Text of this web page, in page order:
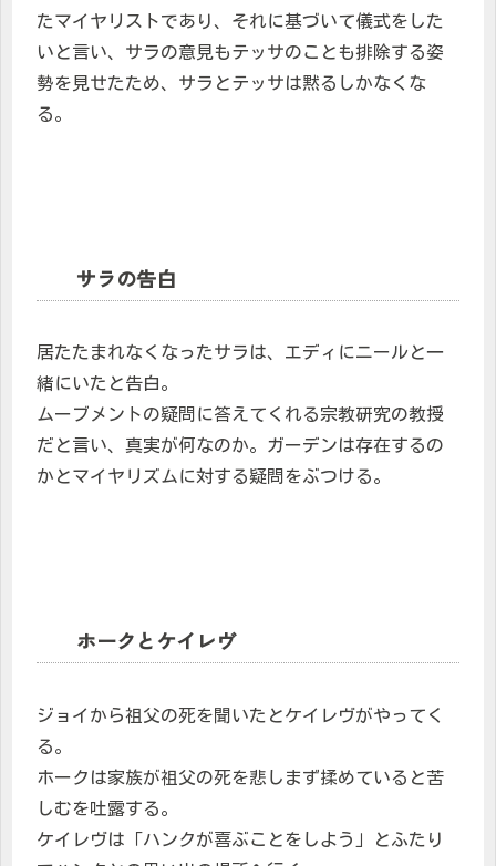
たマイヤリストであり、それに基づいて儀式をした
いと言い、サラの意見もテッサのことも排除する姿
勢を見せたため、サラとテッサは黙るしかなくな
る。
サラの告白
居たたまれなくなったサラは、エディにニールと一
緒にいたと告白。
ムーブメントの疑問に答えてくれる宗教研究の教授
だと言い、真実が何なのか。ガーデンは存在するの
かとマイヤリズムに対する疑問をぶつける。
ホークとケイレヴ
ジョイから祖父の死を聞いたとケイレヴがやってく
る。
ホークは家族が祖父の死を悲しまず揉めていると苦
しむを吐露する。
ケイレヴは「ハンクが喜ぶことをしよう」とふたり